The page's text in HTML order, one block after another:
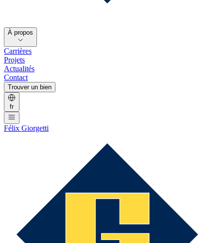
À propos
Carrières
Projets
Actualités
Contact
Trouver un bien
fr
Félix Giorgetti